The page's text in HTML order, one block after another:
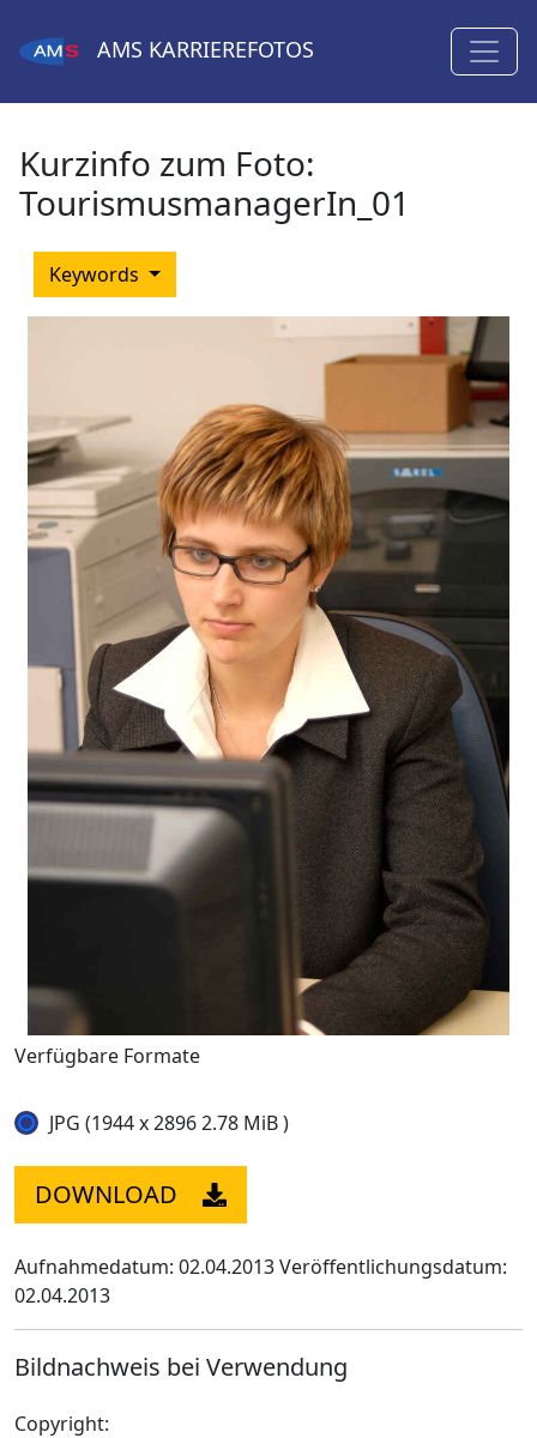
AMS KARRIEREFOTOS
Kurzinfo zum Foto:
TourismusmanagerIn_01
Keywords
Verfügbare Formate
JPG (1944 x 2896 2.78 MiB )
DOWNLOAD
Aufnahmedatum: 02.04.2013Veröffentlichungsdatum:
02.04.2013
Bildnachweis bei Verwendung
Copyright: